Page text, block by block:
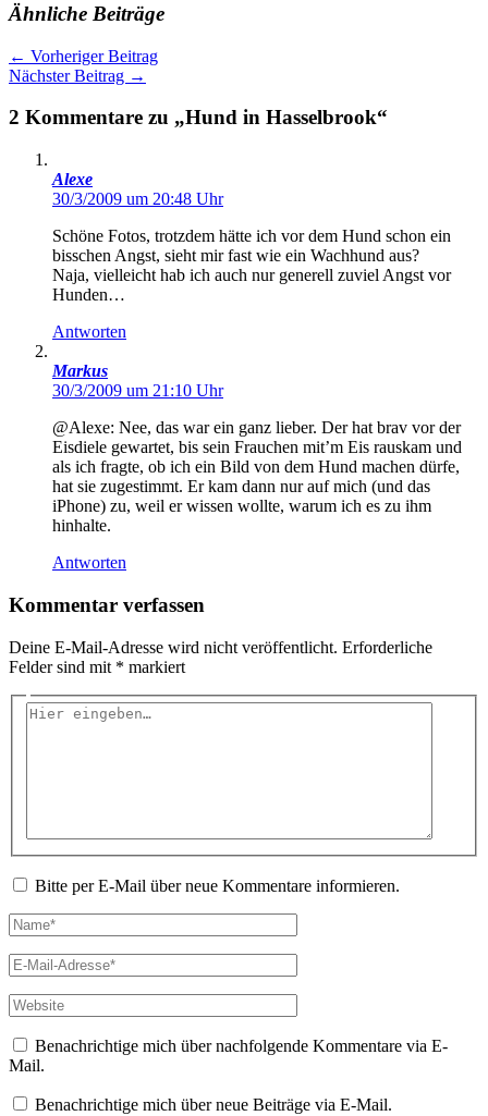
Ähnliche Beiträge
← Vorheriger Beitrag
Nächster Beitrag →
2 Kommentare zu „Hund in Hasselbrook“
Alexe
30/3/2009 um 20:48 Uhr
Schöne Fotos, trotzdem hätte ich vor dem Hund schon ein
bisschen Angst, sieht mir fast wie ein Wachhund aus?
Naja, vielleicht hab ich auch nur generell zuviel Angst vor
Hunden…
Antworten
Markus
30/3/2009 um 21:10 Uhr
@Alexe: Nee, das war ein ganz lieber. Der hat brav vor der
Eisdiele gewartet, bis sein Frauchen mit’m Eis rauskam und
als ich fragte, ob ich ein Bild von dem Hund machen dürfe,
hat sie zugestimmt. Er kam dann nur auf mich (und das
iPhone) zu, weil er wissen wollte, warum ich es zu ihm
hinhalte.
Antworten
Kommentar verfassen
Deine E-Mail-Adresse wird nicht veröffentlicht. Erforderliche
Felder sind mit * markiert
Hier
Bitte per E-Mail über neue Kommentare informieren.
Name*
E-
Mail-
Adresse*
Website
Benachrichtige mich über nachfolgende Kommentare via E-
Mail.
Benachrichtige mich über neue Beiträge via E-Mail.